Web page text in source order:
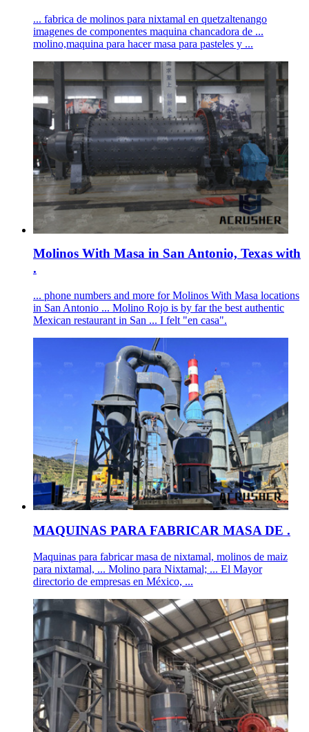
... fabrica de molinos para nixtamal en quetzaltenango
imagenes de componentes maquina chancadora de ...
molino,maquina para hacer masa para pasteles y ...
Molinos With Masa in San Antonio, Texas with
.
... phone numbers and more for Molinos With Masa locations
in San Antonio ... Molino Rojo is by far the best authentic
Mexican restaurant in San ... I felt "en casa".
MAQUINAS PARA FABRICAR MASA DE .
Maquinas para fabricar masa de nixtamal, molinos de maiz
para nixtamal, ... Molino para Nixtamal; ... El Mayor
directorio de empresas en México, ...